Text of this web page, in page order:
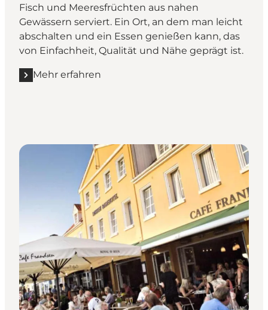
Fisch und Meeresfrüchten aus nahen
Gewässern serviert. Ein Ort, an dem man leicht
abschalten und ein Essen genießen kann, das
von Einfachheit, Qualität und Nähe geprägt ist.
Mehr erfahren
Mehr erfahren "Restaurant Kallehavegaard"